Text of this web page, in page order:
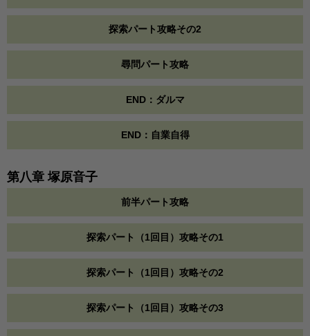
探索パート攻略その2
尋問パート攻略
END：ダルマ
END：自業自得
第八章 塚原音子
前半パート攻略
探索パート（1回目）攻略その1
探索パート（1回目）攻略その2
探索パート（1回目）攻略その3